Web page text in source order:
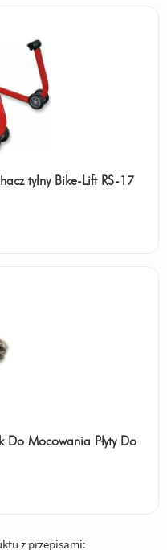
tylny Bike-Lift RS-17
Do Mocowania Płyty Do
z przepisami: